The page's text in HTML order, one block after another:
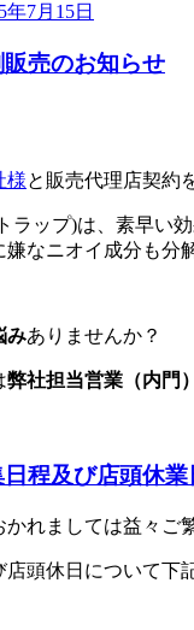
年7月15日
売のお知らせ
様と販売代理店契約
ラップ)は、素早い
なニオイ成分も分
みありませんか？
弊社担当営業（内門）
程及び店頭休
れましては益々ご
頭休日について